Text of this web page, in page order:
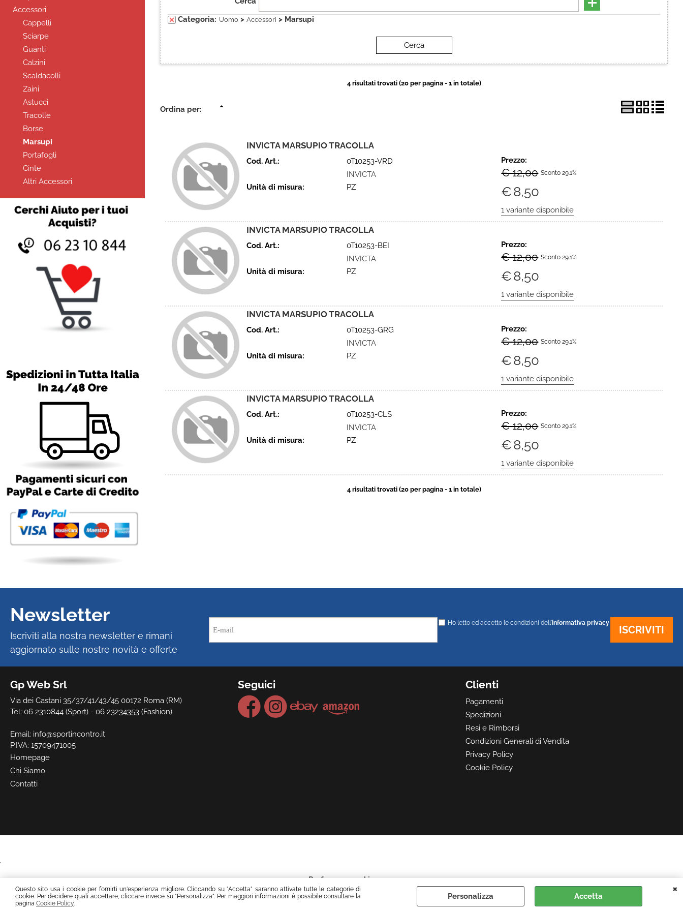
Questo sito usa i cookie per fornirti un'esperienza migliore. Cliccando su "Accetta" saranno attivate tutte le categorie di
cookie. Per decidere quali accettare, cliccare invece su "Personalizza". Per maggiori informazioni è possibile consultare la
pagina Cookie Policy.
Personalizza Accetta
Accessori
Cappelli
Sciarpe
Guanti
Calzini
Scaldacolli
Zaini
Astucci
Tracolle
Borse
Marsupi
Portafogli
Cinte
Altri Accessori
Categoria: Uomo > Accessori > Marsupi
4 risultati trovati (20 per pagina - 1 in totale)
Ordina per:
INVICTA MARSUPIO TRACOLLA
Cod. Art.:
0T10253-VRD
INVICTA
Unità di misura:
PZ
Prezzo:
€ 12,00 Sconto 29.1%
€8,50
INVICTA MARSUPIO TRACOLLA
Cod. Art.:
0T10253-BEI
INVICTA
Unità di misura:
PZ
Prezzo:
€ 12,00 Sconto 29.1%
€8,50
INVICTA MARSUPIO TRACOLLA
Cod. Art.:
0T10253-GRG
INVICTA
Unità di misura:
PZ
Prezzo:
€ 12,00 Sconto 29.1%
€8,50
INVICTA MARSUPIO TRACOLLA
Cod. Art.:
0T10253-CLS
INVICTA
Unità di misura:
PZ
Prezzo:
€ 12,00 Sconto 29.1%
€8,50
4 risultati trovati (20 per pagina - 1 in totale)
Gp Web Srl
Via dei Castani 35/37/41/43/45 00172 Roma (RM)
Tel: 06 2310844 (Sport) - 06 23234353 (Fashion)
Email: info@sportincontro.it
P.IVA: 15709471005
Homepage
Chi Siamo
Contatti
Seguici Clienti
Pagamenti
Spedizioni
Resi e Rimborsi
Condizioni Generali di Vendita
Privacy Policy
Cookie Policy
Newsletter
Iscriviti alla nostra newsletter e rimani
aggiornato sulle nostre novità e offerte
Ho letto ed accetto le condizioni dell'informativa privacy
Preferenze cookie